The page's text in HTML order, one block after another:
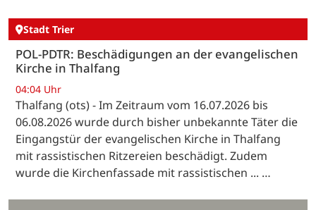
Stadt Trier
POL-PDTR: Beschädigungen an der evangelischen
Kirche in Thalfang
04:04 Uhr
Thalfang (ots) - Im Zeitraum vom 16.07.2026 bis
06.08.2026 wurde durch bisher unbekannte Täter die
Eingangstür der evangelischen Kirche in Thalfang
mit rassistischen Ritzereien beschädigt. Zudem
wurde die Kirchenfassade mit rassistischen ... …